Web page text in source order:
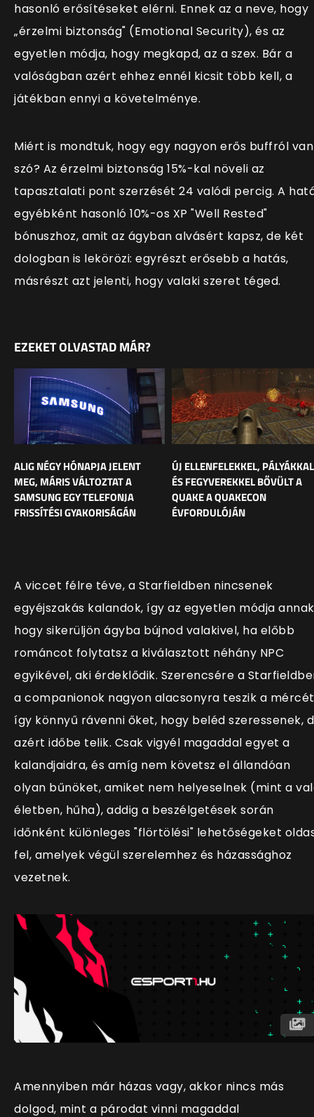
hasonló erősítéseket elérni. Ennek az a neve, hogy
„érzelmi biztonság" (Emotional Security), és az
egyetlen módja, hogy megkapd, az a szex. Bár a
valóságban azért ehhez ennél kicsit több kell, a
játékban ennyi a követelménye.
Miért is mondtuk, hogy egy nagyon erős buffról van
szó? Az érzelmi biztonság 15%-kal növeli az
tapasztalati pont szerzését 24 valódi percig. A
egyébként hasonló 10%-os XP "Well Rested"
bónuszhoz, amit az ágyban alvásért kapsz, de két
dologban is lekörözi: egyrészt erősebb a hatás,
másrészt azt jelenti, hogy valaki szeret téged.
EZEKET OLVASTAD MÁR?
ALIG NÉGY HÓNAPJA JELENT
MEG, MÁRIS VÁLTOZTAT A
SAMSUNG EGY TELEFONJA
FRISSÍTÉSI GYAKORISÁGÁN
ÚJ ELLENFELEKKEL, PÁLYÁKKAL
ÉS FEGYVEREKKEL BŐVÜLT A
QUAKE A QUAKECON
ÉVFORDULÓJÁN
A viccet félre téve, a Starfieldben nincsenek
egyéjszakás kalandok, így az egyetlen módja
hogy sikerüljön ágyba bújnod valakivel, ha előbb
románcot folytatsz a kiválasztott néhány NPC
egyikével, aki érdeklődik. Szerencsére a
a companionok nagyon alacsonyra teszik a
így könnyű rávenni őket, hogy beléd szeressenek,
azért időbe telik. Csak vigyél magaddal egyet a
kalandjaidra, és amíg nem követsz el állandóan
olyan bűnöket, amiket nem helyeselnek (mint a
életben, hűha), addig a beszélgetések során
időnként különleges "flörtölési" lehetőségeket
fel, amelyek végül szerelemhez és házassághoz
vezetnek.
Amennyiben már házas vagy, akkor nincs más
dolgod, mint a párodat vinni magaddal